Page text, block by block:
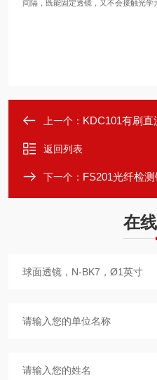
间隔，既能固定透镜，又不会接触光学
上一个： KDC101有刷
返回列表
下一个： FS201光纤检
在